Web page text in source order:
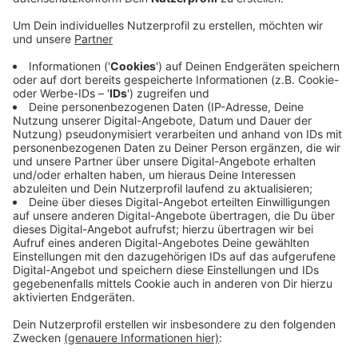
Anzeige
Die GEL-Kennzeichen waren nach Ermittlungen der
Polizei wenige Stunden vor der Tat an einem
geparkten Wagen an der Straße Möhlendyck in
Geldern gestohlen worden. Die Polizei sucht jetzt
nach möglichen Zeugen für diesen Diebstahl.
Hiergibt es weitere Informationen
Anzeige